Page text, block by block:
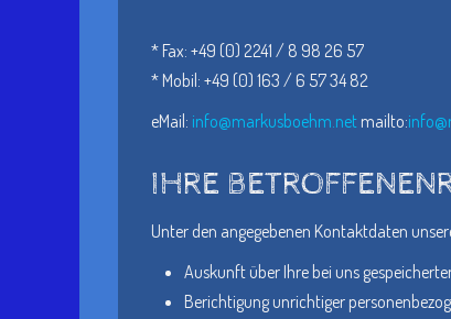
* Fax: +49 (0) 2241 / 8 98 26 57
* Mobil: +49 (0) 163 / 6 57 34 82
eMail: info@markusboehm.net mailto:
IHRE
Unter den angegebenen Kontaktdaten
Auskunft über Ihre bei uns
Berichtigung unrichtiger